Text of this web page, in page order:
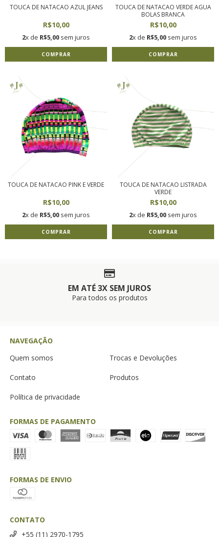
TOUCA DE NATACAO AZUL JEANS
R$10,00
2x de R$5,00 sem juros
COMPRAR
TOUCA DE NATACAO VERDE AGUA
BOLAS BRANCA
R$10,00
2x de R$5,00 sem juros
COMPRAR
TOUCA DE NATACAO PINK E VERDE
R$10,00
2x de R$5,00 sem juros
COMPRAR
TOUCA DE NATACAO LISTRADA
VERDE
R$10,00
2x de R$5,00 sem juros
COMPRAR
EM ATÉ 3X SEM JUROS
Para todos os produtos
NAVEGAÇÃO
Quem somos
Trocas e Devoluções
Contato Produtos
Política de privacidade
FORMAS DE PAGAMENTO
FORMAS DE ENVIO
CONTATO
+55 (11) 2970-1795